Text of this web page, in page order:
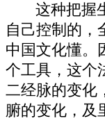
这种把握
自己控制的，
中国文化懂。
个工具，这个
二经脉的变化
腑的变化，及